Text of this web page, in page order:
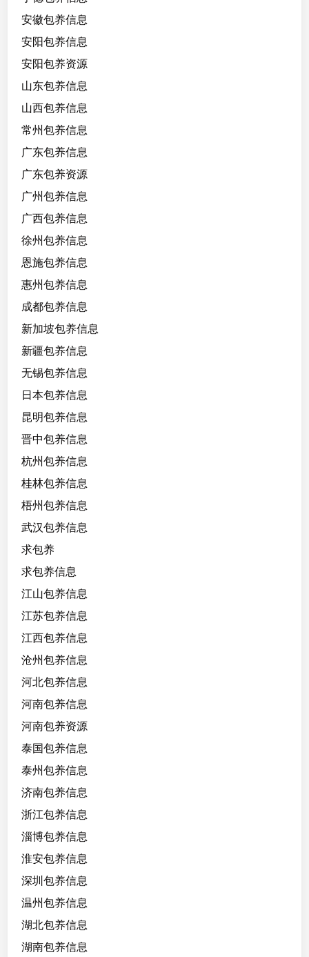
安徽包养信息
安阳包养信息
安阳包养资源
山东包养信息
山西包养信息
常州包养信息
广东包养信息
广东包养资源
广州包养信息
广西包养信息
徐州包养信息
恩施包养信息
惠州包养信息
成都包养信息
新加坡包养信息
新疆包养信息
无锡包养信息
日本包养信息
昆明包养信息
晋中包养信息
杭州包养信息
桂林包养信息
梧州包养信息
武汉包养信息
求包养
求包养信息
江山包养信息
江苏包养信息
江西包养信息
沧州包养信息
河北包养信息
河南包养信息
河南包养资源
泰国包养信息
泰州包养信息
济南包养信息
浙江包养信息
淄博包养信息
淮安包养信息
深圳包养信息
温州包养信息
湖北包养信息
湖南包养信息